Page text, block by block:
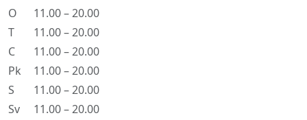
O
11.00 – 20.00
T
11.00 – 20.00
C
11.00 – 20.00
Pk
11.00 – 20.00
S
11.00 – 20.00
Sv
11.00 – 20.00